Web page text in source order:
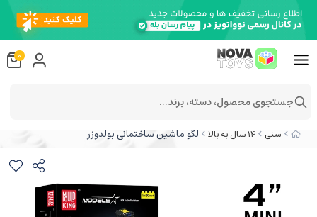
سنی 14 سال به بالا لگو ماشین ساختمانی بولدوزر
0
جستجوی محصول، دسته، برند...